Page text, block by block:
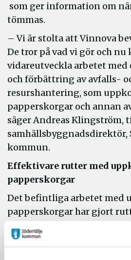
som ger information om
tömmas.
– Vi är stolta att Vinnova
De tror på vad vi gör och nu
vidareutveckla arbetet
och förbättring av avfalls-
resurshantering, som
papperskorgar och annan
säger Andreas Klingström,
samhällsbyggnadsdirektör,
kommun.
Effektivare rutter med
papperskorgar
Det befintliga arbetet med
papperskorgar har gjort
månaden såg man resultat